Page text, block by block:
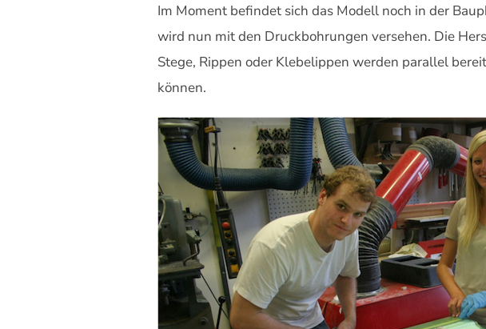
Im Moment befindet sich das Modell noch in der
wird nun mit den Druckbohrungen versehen. Die
Stege, Rippen oder Klebelippen werden parallel
können.